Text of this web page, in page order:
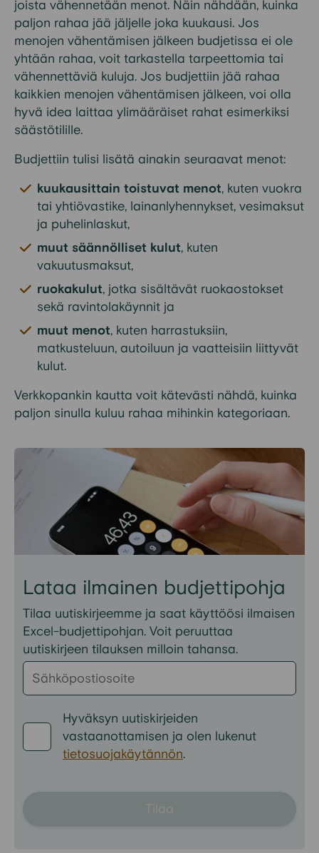
joista vähennetään menot. Näin nähdään, kuinka
paljon rahaa jää jäljelle joka kuukausi. Jos
menojen vähentämisen jälkeen budjetissa ei ole
yhtään rahaa, voit tarkastella tarpeettomia tai
vähennettäviä kuluja. Jos budjettiin jää rahaa
kaikkien menojen vähentämisen jälkeen, voi olla
hyvä idea laittaa ylimääräiset rahat esimerkiksi
säästötilille.
Budjettiin tulisi lisätä ainakin seuraavat menot:
kuukausittain toistuvat menot, kuten vuokra
tai yhtiövastike, lainanlyhennykset, vesimaksut
ja puhelinlaskut,
muut säännölliset kulut, kuten
vakuutusmaksut,
ruokakulut, jotka sisältävät ruokaostokset
sekä ravintolakäynnit ja
muut menot, kuten harrastuksiin,
matkusteluun, autoiluun ja vaatteisiin liittyvät
kulut.
Verkkopankin kautta voit kätevästi nähdä, kuinka
paljon sinulla kuluu rahaa mihinkin kategoriaan.
Lataa ilmainen budjettipohja
Tilaa uutiskirjeemme ja saat käyttöösi ilmaisen
Excel-budjettipohjan. Voit peruuttaa
uutiskirjeen tilauksen milloin tahansa.
Hyväksyn uutiskirjeiden
vastaanottamisen ja olen lukenut
tietosuojakäytännön.
Tilaa